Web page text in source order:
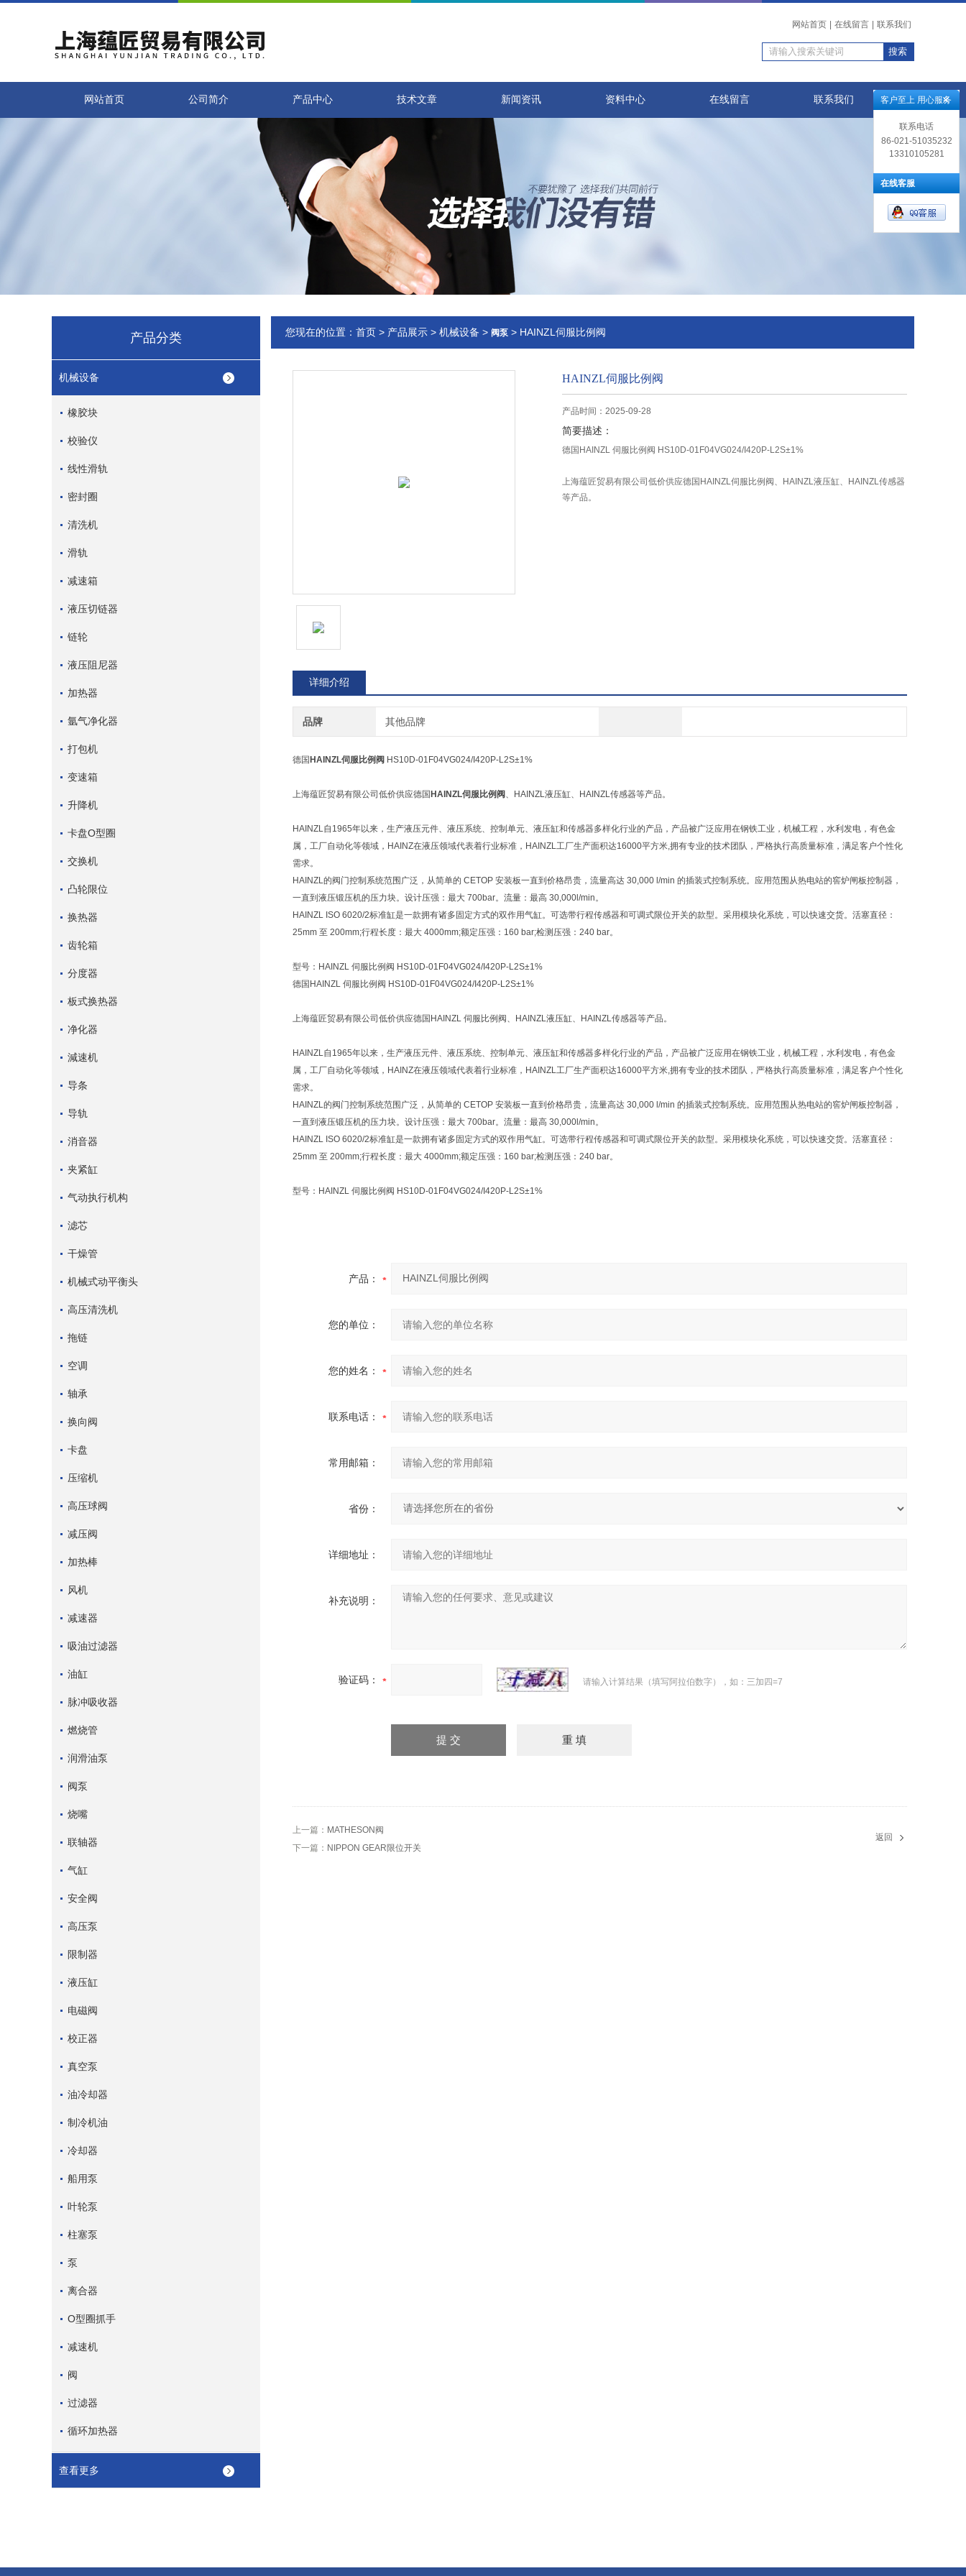
网站首页 在线留言 联系我们
网站首页 公司简介 产品中心 技术文章 新闻资讯 资料中心 在线留言 联系我们
产品分类
机械设备
橡胶块
校验仪
线性滑轨
密封圈
清洗机
滑轨
减速箱
液压切链器
链轮
液压阻尼器
加热器
氩气净化器
打包机
变速箱
升降机
卡盘O型圈
交换机
凸轮限位
换热器
齿轮箱
分度器
板式换热器
净化器
減速机
导条
导轨
消音器
夹紧缸
气动执行机构
滤芯
干燥管
机械式动平衡头
高压清洗机
拖链
空调
轴承
换向阀
卡盘
压缩机
高压球阀
减压阀
加热棒
风机
减速器
吸油过滤器
油缸
脉冲吸收器
燃烧管
润滑油泵
阀泵
烧嘴
联轴器
气缸
安全阀
高压泵
限制器
液压缸
电磁阀
校正器
真空泵
油冷却器
制冷机油
冷却器
船用泵
叶轮泵
柱塞泵
泵
离合器
O型圈抓手
减速机
阀
过滤器
循环加热器
查看更多
您现在的位置： 首页 > 产品展示 > 机械设备 > 阀泵 > HAINZL伺服比例阀
HAINZL伺服比例阀
产品时间：2025-09-28
简要描述：
德国HAINZL 伺服比例阀 HS10D-01F04VG024/I420P-L2S±1%
上海蕴匠贸易有限公司低价供应德国HAINZL伺服比例阀、HAINZL液压缸、HAINZL传感器
等产品。
详细介绍
品牌 其他品牌
德国 HAINZL伺服比例阀 HS10D-01F04VG024/I420P-L2S±1%
上海蕴匠贸易有限公司低价供应德国 HAINZL伺服比例阀 、HAINZL液压缸、HAINZL传感器等产品。
HAINZL自1965年以来，生产液压元件、液压系统、控制单元、液压缸和传感器多样化行业的产品，产品被广泛应用在钢铁工业，机械工程，水利发电，有色金
属，工厂自动化等领域，HAINZ在液压领域代表着行业标准，HAINZL工厂生产面积达16000平方米,拥有专业的技术团队，严格执行高质量标准，满足客户个性化
需求。
HAINZL的阀门控制系统范围广泛，从简单的 CETOP 安装板一直到价格昂贵，流量高达 30,000 l/min 的插装式控制系统。应用范围从热电站的窖炉闸板控制器，
一直到液压锻压机的压力块。设计压强：最大 700bar。流量：最高 30,000l/min。
HAINZL ISO 6020/2标准缸是一款拥有诸多固定方式的双作用气缸。可选带行程传感器和可调式限位开关的款型。采用模块化系统，可以快速交货。活塞直径：
25mm 至 200mm;行程长度：最大 4000mm;额定压强：160 bar;检测压强：240 bar。
型号：HAINZL 伺服比例阀 HS10D-01F04VG024/I420P-L2S±1%
德国HAINZL 伺服比例阀 HS10D-01F04VG024/I420P-L2S±1%
上海蕴匠贸易有限公司低价供应德国HAINZL 伺服比例阀、HAINZL液压缸、HAINZL传感器等产品。
HAINZL自1965年以来，生产液压元件、液压系统、控制单元、液压缸和传感器多样化行业的产品，产品被广泛应用在钢铁工业，机械工程，水利发电，有色金
属，工厂自动化等领域，HAINZ在液压领域代表着行业标准，HAINZL工厂生产面积达16000平方米,拥有专业的技术团队，严格执行高质量标准，满足客户个性化
需求。
HAINZL的阀门控制系统范围广泛，从简单的 CETOP 安装板一直到价格昂贵，流量高达 30,000 l/min 的插装式控制系统。应用范围从热电站的窖炉闸板控制器，
一直到液压锻压机的压力块。设计压强：最大 700bar。流量：最高 30,000l/min。
HAINZL ISO 6020/2标准缸是一款拥有诸多固定方式的双作用气缸。可选带行程传感器和可调式限位开关的款型。采用模块化系统，可以快速交货。活塞直径：
25mm 至 200mm;行程长度：最大 4000mm;额定压强：160 bar;检测压强：240 bar。
型号：HAINZL 伺服比例阀 HS10D-01F04VG024/I420P-L2S±1%
产品：
您的单位：
您的姓名：
联系电话：
常用邮箱：
省份：
详细地址：
补充说明：
验证码： 请输入计算结果（填写阿拉伯数字），如：三加四=7
上一篇： MATHESON阀
下一篇： NIPPON GEAR限位开关
返回
客户至上 用心服务
联系电话
86-021-51035232
13310105281
在线客服